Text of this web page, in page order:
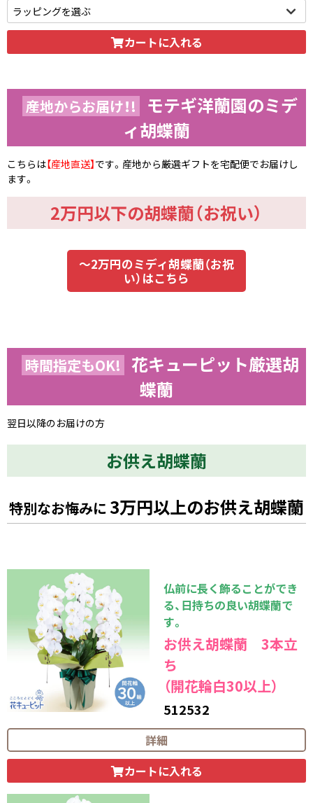
カートに入れる
産地からお届け！!
モテギ洋蘭園のミデ
ィ胡蝶蘭
こちらは【産地直送】です。産地から厳選ギフトを宅配便でお届けし
ます。
2万円以下の胡蝶蘭（お祝い）
～2万円のミディ胡蝶蘭（お祝
い）はこちら
時間指定もOK! 花キューピット厳選胡
蝶蘭
翌日以降のお届けの方
お供え胡蝶蘭
特別なお悔みに 3万円以上のお供え胡蝶蘭
仏前に長く飾ることができ
る、日持ちの良い胡蝶蘭で
す。
お供え胡蝶蘭 3本立
ち
（開花輪白30以上）
512532
33,000
詳細
カートに入れる